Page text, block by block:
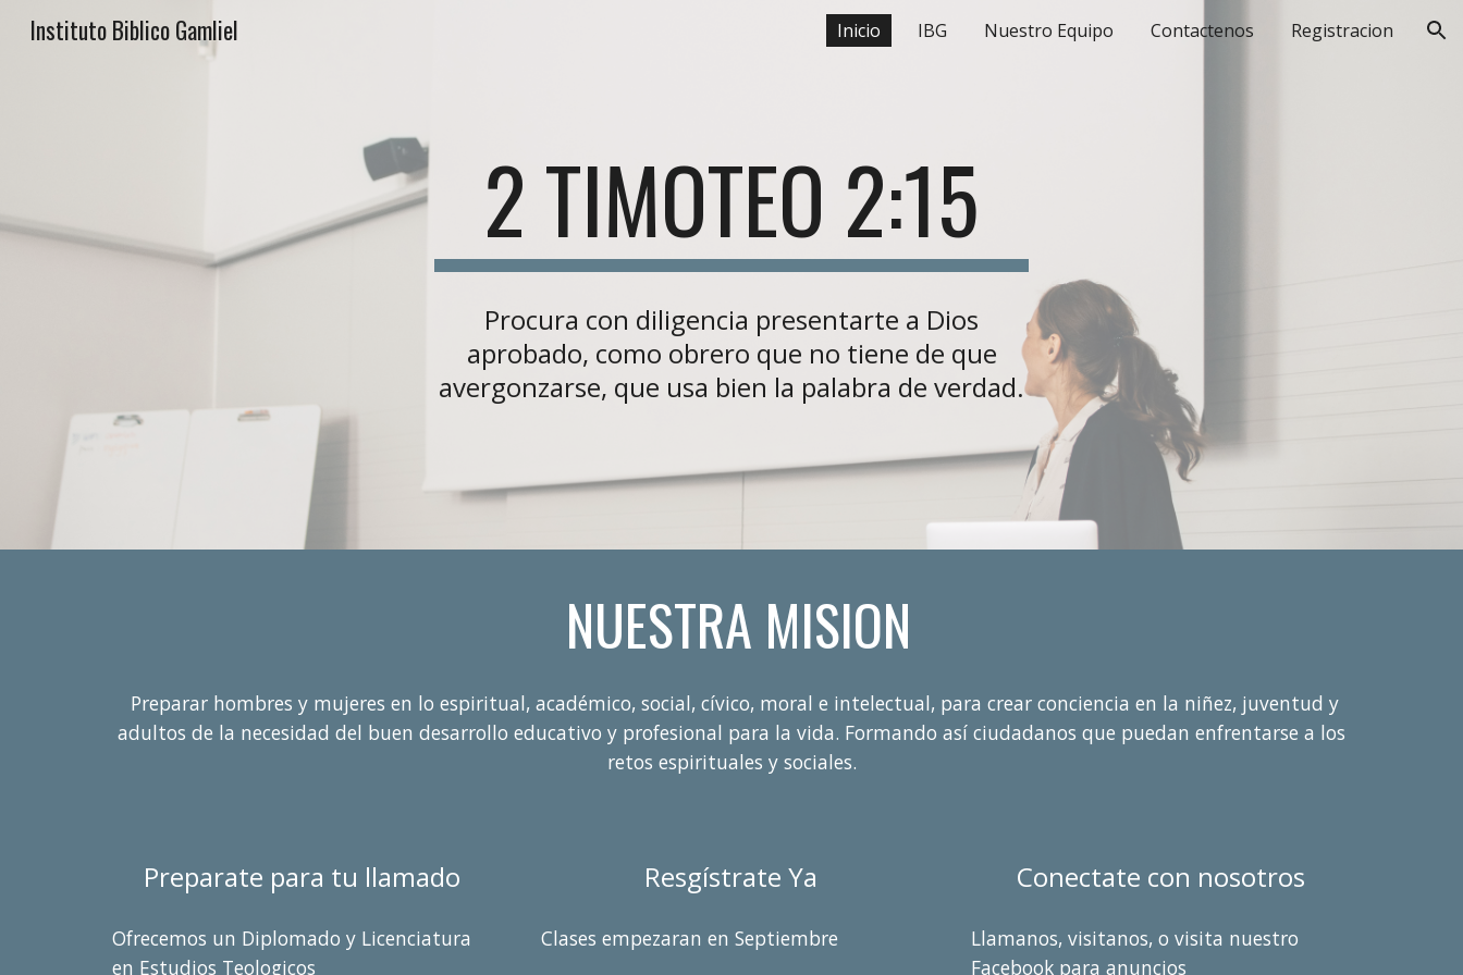
Skip to navigation
Instituto Biblico Gamliel Inicio IBG Nuestro Equipo Contactenos Registracion
2 TIMOTEO 2:15
Procura con diligencia presentarte a Dios
aprobado, como obrero que no tiene de que
avergonzarse, que usa bien la palabra de verdad.
NUESTRA MISION
Preparar hombres y mujeres en lo espiritual, académico, social, cívico, moral e intelectual, para crear conciencia en la niñez, juventud y
adultos de la necesidad del buen desarrollo educativo y profesional para la vida. Formando así ciudadanos que puedan enfrentarse a los
retos espirituales y sociales.
Preparate para tu llamado
Ofrecemos un Diplomado y Licenciatura
en Estudios Teologicos
Resgístrate Ya
Clases empezaran en Septiembre
Conectate con nosotros
Llamanos, visitanos, o visita nuestro
Facebook para anuncios